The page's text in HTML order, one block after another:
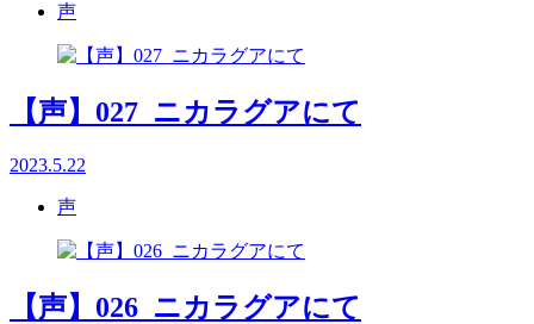
声
【声】027_ニカラグアにて
2023.5.22
声
【声】026_ニカラグアにて